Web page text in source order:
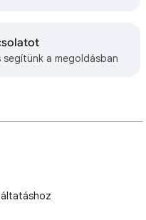
a megoldásban